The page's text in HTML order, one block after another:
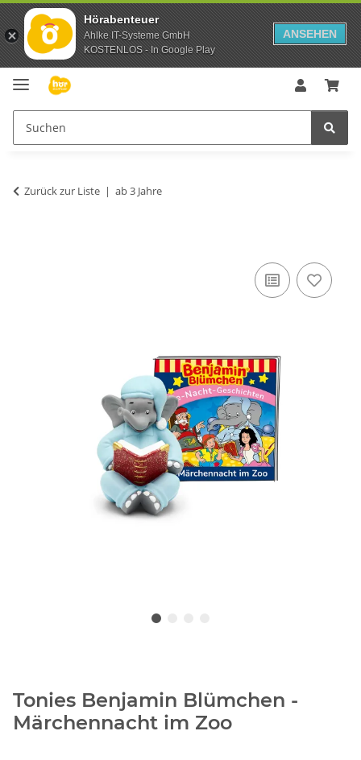
Hörabenteuer
Ahlke IT-Systeme GmbH
KOSTENLOS - In Google Play
ANSEHEN
Zurück zur Liste ab 3 Jahre
Tonies Benjamin Blümchen -
Märchennacht im Zoo